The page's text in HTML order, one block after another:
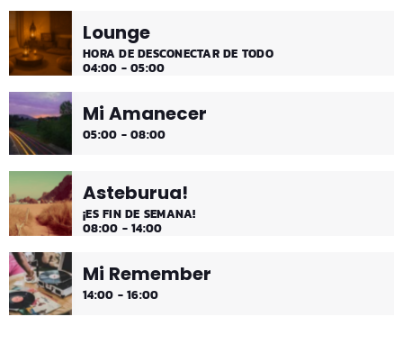
Lounge
HORA DE DESCONECTAR DE TODO
04:00 - 05:00
Mi Amanecer
05:00 - 08:00
Asteburua!
¡ES FIN DE SEMANA!
08:00 - 14:00
Mi Remember
14:00 - 16:00